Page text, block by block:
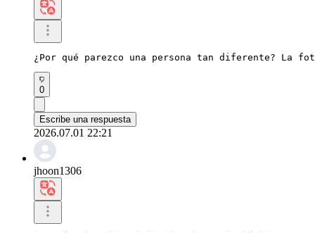
¿Por qué parezco una persona tan diferente? La
0
Escribe una respuesta
2026.07.01 22:21
jhoon1306